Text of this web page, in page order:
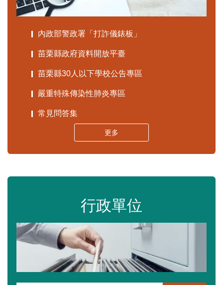
內政部警政署「打詐儀錶板」
苗栗縣政府資料開放平臺
苗栗縣30人以下學校公告專區
嚴重特殊傳染性肺炎專區
常見問答集
更多
行政單位